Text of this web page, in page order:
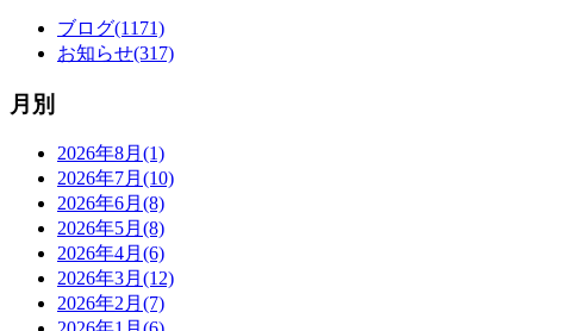
ブログ(1171)
お知らせ(317)
月別
2026年8月(1)
2026年7月(10)
2026年6月(8)
2026年5月(8)
2026年4月(6)
2026年3月(12)
2026年2月(7)